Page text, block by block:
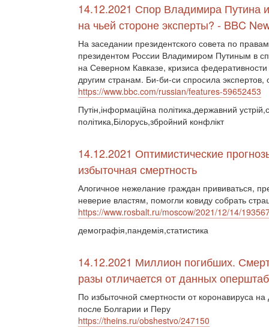
14.12.2021 Спор Владимира Путина
на чьей стороне эксперты? - BBC
На заседании президентского совета по
президентом России Владимиром Путиным в
на Северном Кавказе, кризиса
другим странам. Би-би-си спросила
https://www.bbc.com/russian/features-59652453
Путін,інформаційна політика,державний
політика,Білорусь,збройний конфлікт
14.12.2021 Оптимистические
избыточная смертность
Алогичное нежелание граждан прививаться,
неверие властям, помогли ковиду собрать
https://www.rosbalt.ru/moscow/2021/12/14/
демографія,пандемія,статистика
14.12.2021 Миллион погибших.
разы отличается от данных
По избыточной смертности от коронавируса
после Болгарии и Перу
https://theins.ru/obshestvo/247150